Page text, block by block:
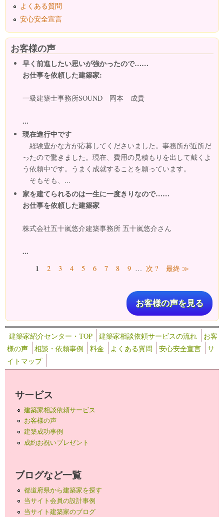
よくある質問
安心安全宣言
お客様の声
早く前進したい思いが強かったので……
お仕事を依頼した建築家:
一級建築士事務所SOUND 岡本 成貴
...
現在進行中です
経験豊かな方が応募してくださいました。事務所が近所だ
ったので驚きました。現在、費用の見積もりを出して戴くよ
う依頼中です。うまく成就することを願っています。
そもそも、...
家を建てられるのは一生に一度きりなので……
お仕事を依頼した建築家
株式会社五十嵐悠介建築事務所 五十嵐悠介さん
...
ページ1 2 3 4 5 6 7 8 9 … 次 ? 最終 ≫
お客様の声を見る
建築家紹介センター・TOP 建築家相談依頼サービスの流れ
お客
様の声
相談・依頼事例 料金 よくある質問 安心安全宣言
サ
イトマップ
サービス
建築家相談依頼サービス
お客様の声
建築成功事例
成約お祝いプレゼント
ブログなど一覧
都道府県から建築家を探す
当サイト会員の設計事例
当サイト建築家のブログ